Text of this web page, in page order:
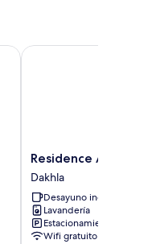
Residence
America
Dakhla
Residence America
Dakhla
Desayuno incluido
Lavandería
Estacionamiento gratis
Wifi gratuito
Residence America